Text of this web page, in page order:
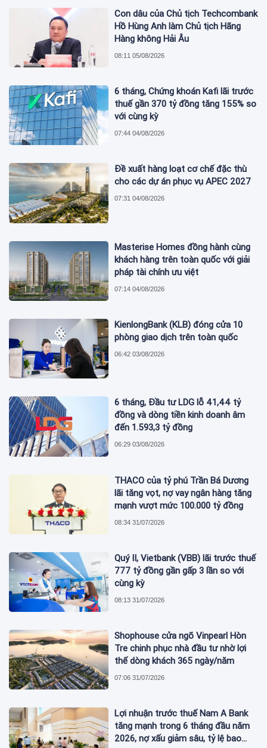
Con dâu của Chủ tịch Techcombank
Hồ Hùng Anh làm Chủ tịch Hãng
Hàng không Hải Âu
08:11 05/08/2026
6 tháng, Chứng khoán Kafi lãi trước
thuế gần 370 tỷ đồng tăng 155% so
với cùng kỳ
07:44 04/08/2026
Đề xuất hàng loạt cơ chế đặc thù
cho các dự án phục vụ APEC 2027
07:31 04/08/2026
Masterise Homes đồng hành cùng
khách hàng trên toàn quốc với giải
pháp tài chính ưu việt
07:14 04/08/2026
KienlongBank (KLB) đóng cửa 10
phòng giao dịch trên toàn quốc
06:42 03/08/2026
6 tháng, Đầu tư LDG lỗ 41,44 tỷ
đồng và dòng tiền kinh doanh âm
đến 1.593,3 tỷ đồng
06:29 03/08/2026
THACO của tỷ phú Trần Bá Dương
lãi tăng vọt, nợ vay ngân hàng tăng
mạnh vượt mức 100.000 tỷ đồng
08:34 31/07/2026
Quý II, Vietbank (VBB) lãi trước thuế
777 tỷ đồng gần gấp 3 lần so với
cùng kỳ
08:13 31/07/2026
Shophouse cửa ngõ Vinpearl Hòn
Tre chinh phục nhà đầu tư nhờ lợi
thế dòng khách 365 ngày/năm
07:06 31/07/2026
Lợi nhuận trước thuế Nam A Bank
tăng mạnh trong 6 tháng đầu năm
2026, nợ xấu giảm sâu, tỷ lệ bao